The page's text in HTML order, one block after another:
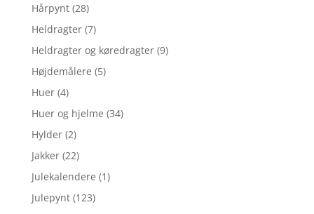
Hårpynt (28)
Heldragter (7)
Heldragter og køredragter (9)
Højdemålere (5)
Huer (4)
Huer og hjelme (34)
Hylder (2)
Jakker (22)
Julekalendere (1)
Julepynt (123)